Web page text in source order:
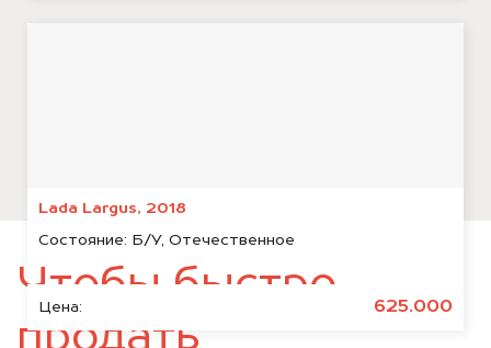
Lada Largus, 2018
Состояние: Б/У, Отечественное
Цена: 625.000
Чтобы быстро
продать